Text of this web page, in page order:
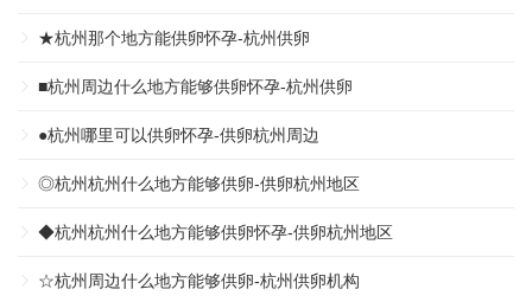
★杭州那个地方能供卵怀孕-杭州供卵
■杭州周边什么地方能够供卵怀孕-杭州供卵
●杭州哪里可以供卵怀孕-供卵杭州周边
◎杭州杭州什么地方能够供卵-供卵杭州地区
◆杭州杭州什么地方能够供卵怀孕-供卵杭州地区
☆杭州周边什么地方能够供卵-杭州供卵机构